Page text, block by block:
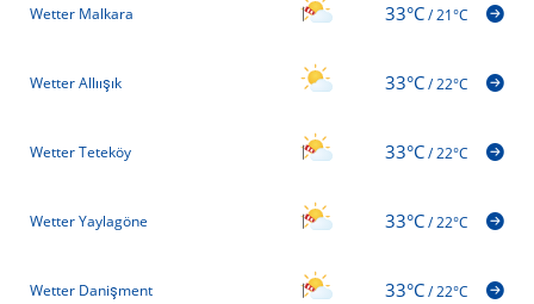
Wetter Malkara 33°C/21°C
Wetter Allıışık 33°C/22°C
Wetter Teteköy 33°C/22°C
Wetter Yaylagöne 33°C/22°C
Wetter Danişment 33°C/22°C